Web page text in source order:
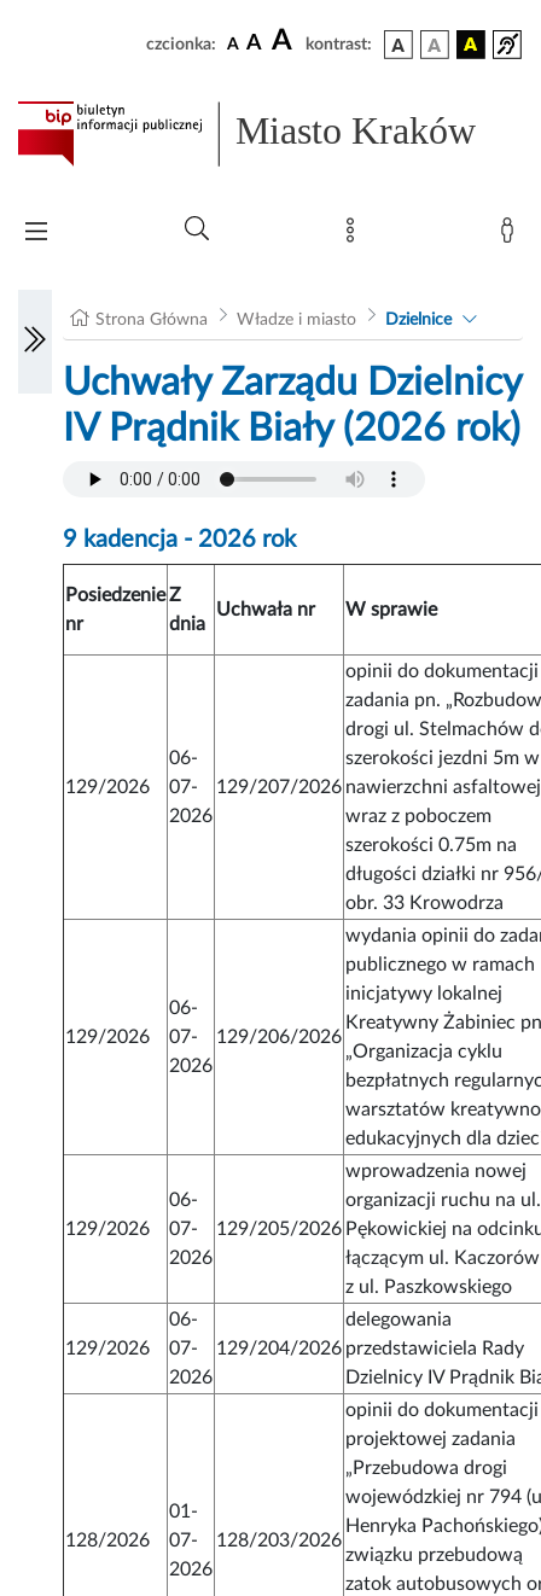
czcionka: A A A kontrast:
Miasto Kraków
Strona Główna Władze i miasto Dzielnice
Uchwały Zarządu Dzielnicy
IV Prądnik Biały (2026 rok)
9 kadencja - 2026 rok
Posiedzenie
nr
Z
dnia
Uchwała nr W sprawie
129/2026
06-
07-
2026
129/207/2026
opinii do dokumentacji
zadania pn.
drogi ul. Stelmachów
szerokości jezdni 5m w
nawierzchni asfaltowej
wraz z poboczem
szerokości 0.75m na
długości działki nr
obr. 33 Krowodrza
129/2026
06-
07-
2026
129/206/2026
wydania opinii do
publicznego w ramach
inicjatywy lokalnej
Kreatywny Żabiniec
„Organizacja cyklu
bezpłatnych
warsztatów
edukacyjnych dla
129/2026
06-
07-
2026
129/205/2026
wprowadzenia nowej
organizacji ruchu na ul.
Pękowickiej na
łączącym ul.
z ul. Paszkowskiego
129/2026
06-
07-
2026
129/204/2026
delegowania
przedstawiciela Rady
Dzielnicy IV Prądnik
128/2026
01-
07-
2026
128/203/2026
opinii do dokumentacji
projektowej zadania
„Przebudowa drogi
wojewódzkiej nr 794
Henryka
związku przebudową
zatok autobusowych